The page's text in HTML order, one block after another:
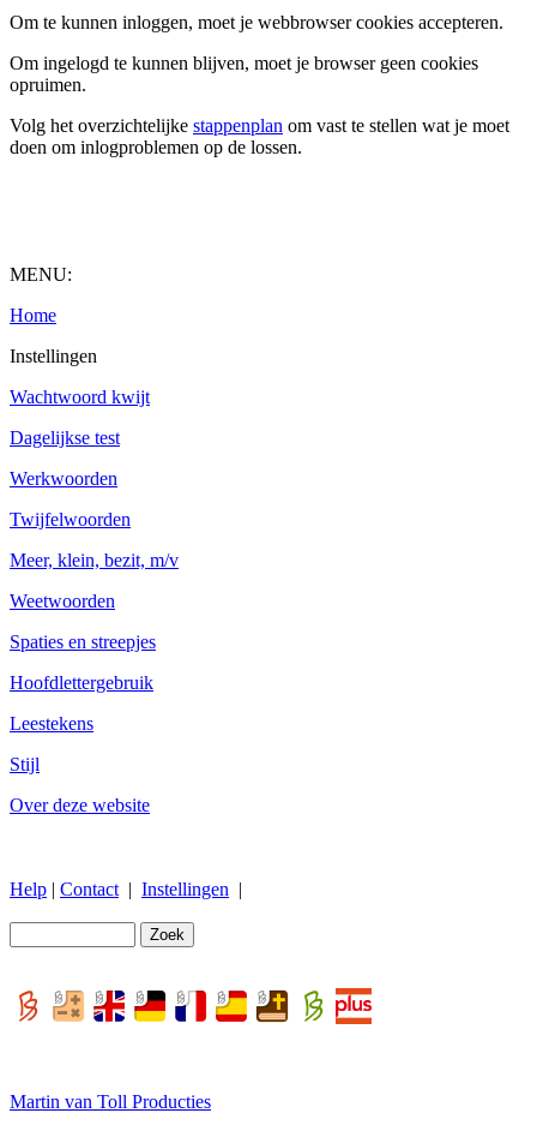
Om te kunnen inloggen, moet je webbrowser cookies accepteren.
Om ingelogd te kunnen blijven, moet je browser geen cookies
opruimen.
Volg het overzichtelijke stappenplan om vast te stellen wat je moet
doen om inlogproblemen op de lossen.
MENU:
Home
Instellingen
Wachtwoord kwijt
Dagelijkse test
Werkwoorden
Twijfelwoorden
Meer, klein, bezit, m/v
Weetwoorden
Spaties en streepjes
Hoofdlettergebruik
Leestekens
Stijl
Over deze website
Help | Contact | Instellingen |
Martin van Toll Producties